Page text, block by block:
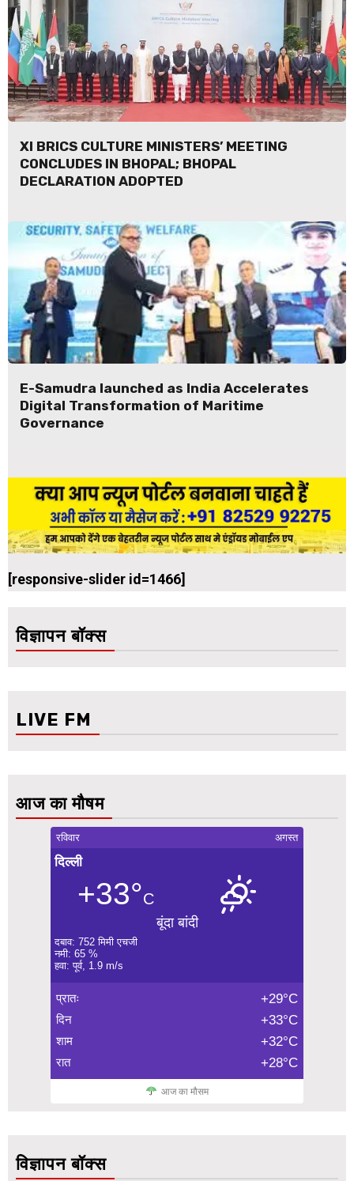
XI BRICS CULTURE MINISTERS’ MEETING
CONCLUDES IN BHOPAL; BHOPAL
DECLARATION ADOPTED
E-Samudra launched as India Accelerates
Digital Transformation of Maritime
Governance
[responsive-slider id=1466]
विज्ञापन बॉक्स
LIVE FM
आज का मौषम
रविवार अगस्त
दिल्ली
+33°C
बूंदा बांदी
दबाव: 752 मिमी एचजी
नमी: 65 %
हवा: पूर्व, 1.9 m/s
प्रातः +29°C
दिन +33°C
शाम +32°C
रात +28°C
आज का मौसम
विज्ञापन बॉक्स